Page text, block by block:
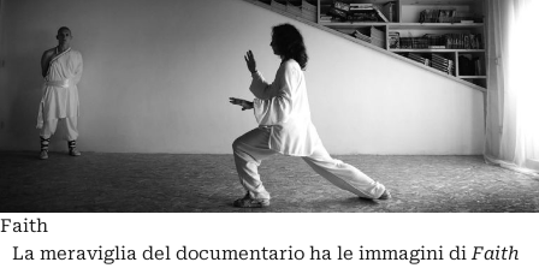
Faith
La meraviglia del documentario ha le immagini diFaith